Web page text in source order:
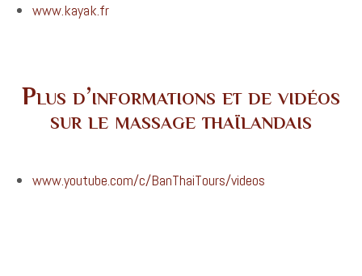
www.kayak.fr
Plus d’informations et de vidéos
sur le massage thaïlandais
www.youtube.com/c/BanThaiTours/videos